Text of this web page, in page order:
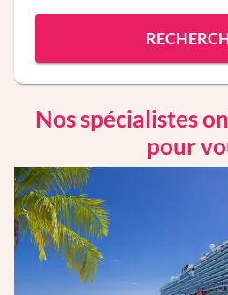
Nos spécialistes
pour